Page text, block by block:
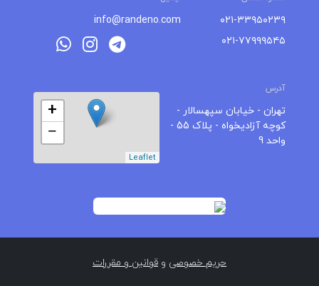
۰۲۱-۳۳۹۵۰۲۳۹
۰۲۱-۷۷۹۹۹۵۴۵
info@randeno.com
آدرس
تهران - خیابان سپهسالار -
کوچه آزادیخواه - پلاک 55 -
واحد 9
+
−
Leaflet
حریم خصوصی و قوانین و مقررات